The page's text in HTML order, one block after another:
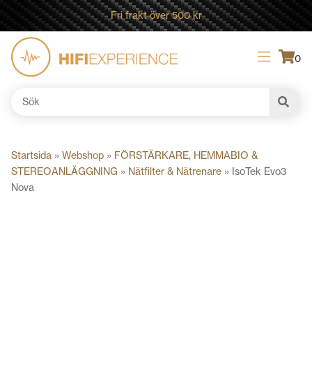
Fri frakt över 500 kr
0
Sök
Startsida » Webshop » FÖRSTÄRKARE, HEMMABIO &
STEREOANLÄGGNING » Nätfilter & Nätrenare » IsoTek Evo3
Nova